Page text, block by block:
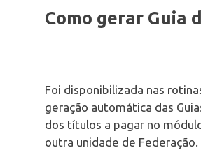
Como gerar Guia
Foi disponibilizada nas
geração automática das
dos títulos a pagar no
outra unidade de Federação.